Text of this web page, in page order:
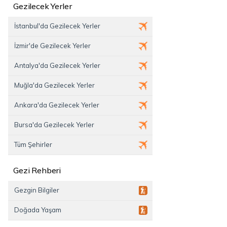
Gezilecek Yerler
İstanbul'da Gezilecek Yerler
İzmir'de Gezilecek Yerler
Antalya'da Gezilecek Yerler
Muğla'da Gezilecek Yerler
Ankara'da Gezilecek Yerler
Bursa'da Gezilecek Yerler
Tüm Şehirler
Gezi Rehberi
Gezgin Bilgiler
Doğada Yaşam